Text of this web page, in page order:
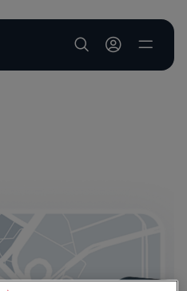
User account